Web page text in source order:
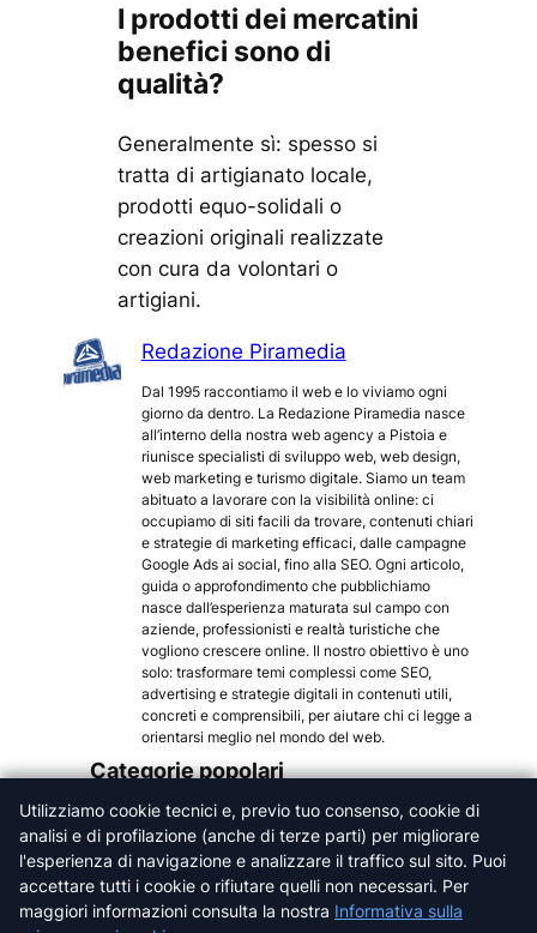
I prodotti dei mercatini
benefici sono di
qualità?
Generalmente sì: spesso si
tratta di artigianato locale,
prodotti equo-solidali o
creazioni originali realizzate
con cura da volontari o
artigiani.
Redazione Piramedia
Dal 1995 raccontiamo il web e lo viviamo ogni
giorno da dentro. La Redazione Piramedia nasce
all’interno della nostra web agency a Pistoia e
riunisce specialisti di sviluppo web, web design,
web marketing e turismo digitale. Siamo un team
abituato a lavorare con la visibilità online: ci
occupiamo di siti facili da trovare, contenuti chiari
e strategie di marketing efficaci, dalle campagne
Google Ads ai social, fino alla SEO. Ogni articolo,
guida o approfondimento che pubblichiamo
nasce dall’esperienza maturata sul campo con
aziende, professionisti e realtà turistiche che
vogliono crescere online. Il nostro obiettivo è uno
solo: trasformare temi complessi come SEO,
advertising e strategie digitali in contenuti utili,
concreti e comprensibili, per aiutare chi ci legge a
orientarsi meglio nel mondo del web.
Categorie popolari
Arezzo
Firenze
Grosseto
Livorno
Lucca
Utilizziamo cookie tecnici e, previo tuo consenso, cookie di
analisi e di profilazione (anche di terze parti) per migliorare
l'esperienza di navigazione e analizzare il traffico sul sito. Puoi
accettare tutti i cookie o rifiutare quelli non necessari. Per
maggiori informazioni consulta la nostra Informativa sulla